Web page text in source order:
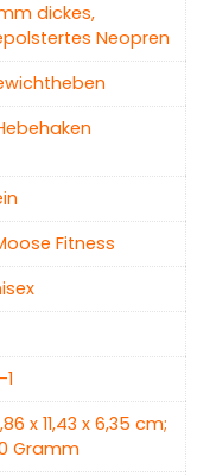
dickes,
Neopren
Fitness
1
x 11,43 x 6,35 cm;
Gramm